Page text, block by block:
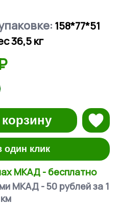
158*77*51
36,5 кг
один клик
МКАД - бесплатно
МКАД - 50 рублей за 1
км